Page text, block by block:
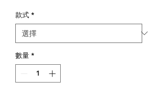
格
格
款式 *
數量 *